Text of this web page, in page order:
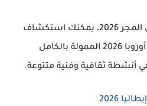
إذا أعجبتك تجربة التطوع في المجر 2026، يمكنك استكشاف
2026
الممولة بالكامل
أنشطة ثقافية وفنية متنوعة.
2026